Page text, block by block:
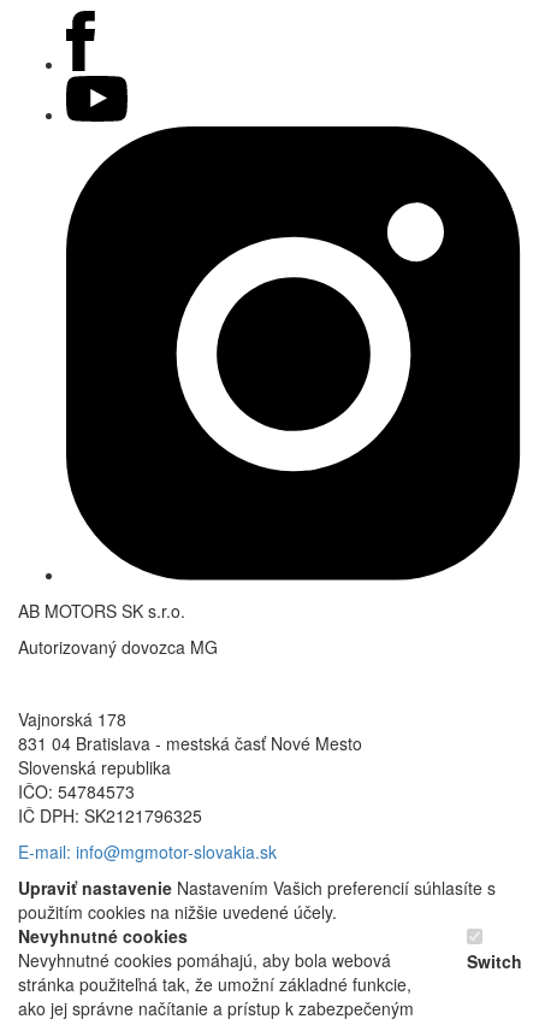
AB MOTORS SK s.r.o.
Autorizovaný dovozca MG
Vajnorská 178
831 04 Bratislava - mestská časť Nové Mesto
Slovenská republika
IČO: 54784573
IČ DPH: SK2121796325
E-mail: info@mgmotor-slovakia.sk
Upraviť nastavenie Nastavením Vašich preferencií súhlasíte s
použitím cookies na nižšie uvedené účely.
Nevyhnutné cookies
Nevyhnutné cookies pomáhajú, aby bola webová
stránka použiteľná tak, že umožní základné funkcie,
ako jej správne načítanie a prístup k zabezpečeným
Switch